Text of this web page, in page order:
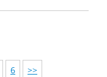
6 >>